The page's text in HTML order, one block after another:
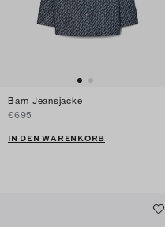
Barn Jeansjacke
€695
IN DEN WARENKORB